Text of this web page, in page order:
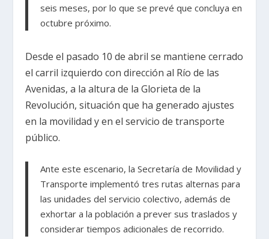
seis meses, por lo que se prevé que concluya en
octubre próximo.
Desde el pasado 10 de abril se mantiene cerrado
el carril izquierdo con dirección al Río de las
Avenidas, a la altura de la Glorieta de la
Revolución, situación que ha generado ajustes
en la movilidad y en el servicio de transporte
público.
Ante este escenario, la Secretaría de Movilidad y
Transporte implementó tres rutas alternas para
las unidades del servicio colectivo, además de
exhortar a la población a prever sus traslados y
considerar tiempos adicionales de recorrido.